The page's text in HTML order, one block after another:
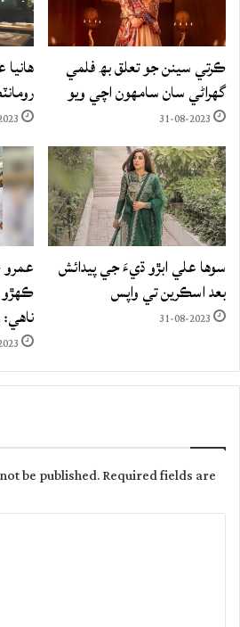
ڪرتي سينن جو تعلق بھ فلمي
گهراڻي سان سامهون اچي ويو
31-08-2023
سوها علي ابڙو ڌيءَ جي پيدائش
بعد اسڪرين تي واپس
31-08-2023
ڪهڙو
be published.Required fields are